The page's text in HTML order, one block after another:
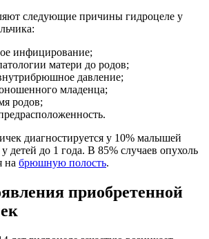
следующие причины гидроцеле у
инфицирование;
матери до родов;
давление;
младенца;
родов;
диагностируется у 10% малышей
детей до 1 года. В 85% случаев опухоль
на брюшную полость.
приобретенной